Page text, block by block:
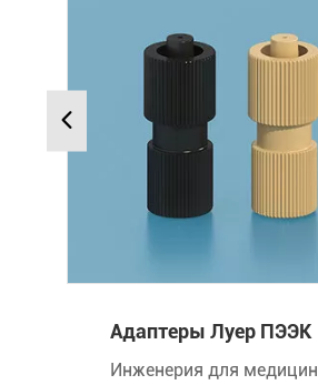
Адаптеры Луер ПЭЭК
Инженерия для